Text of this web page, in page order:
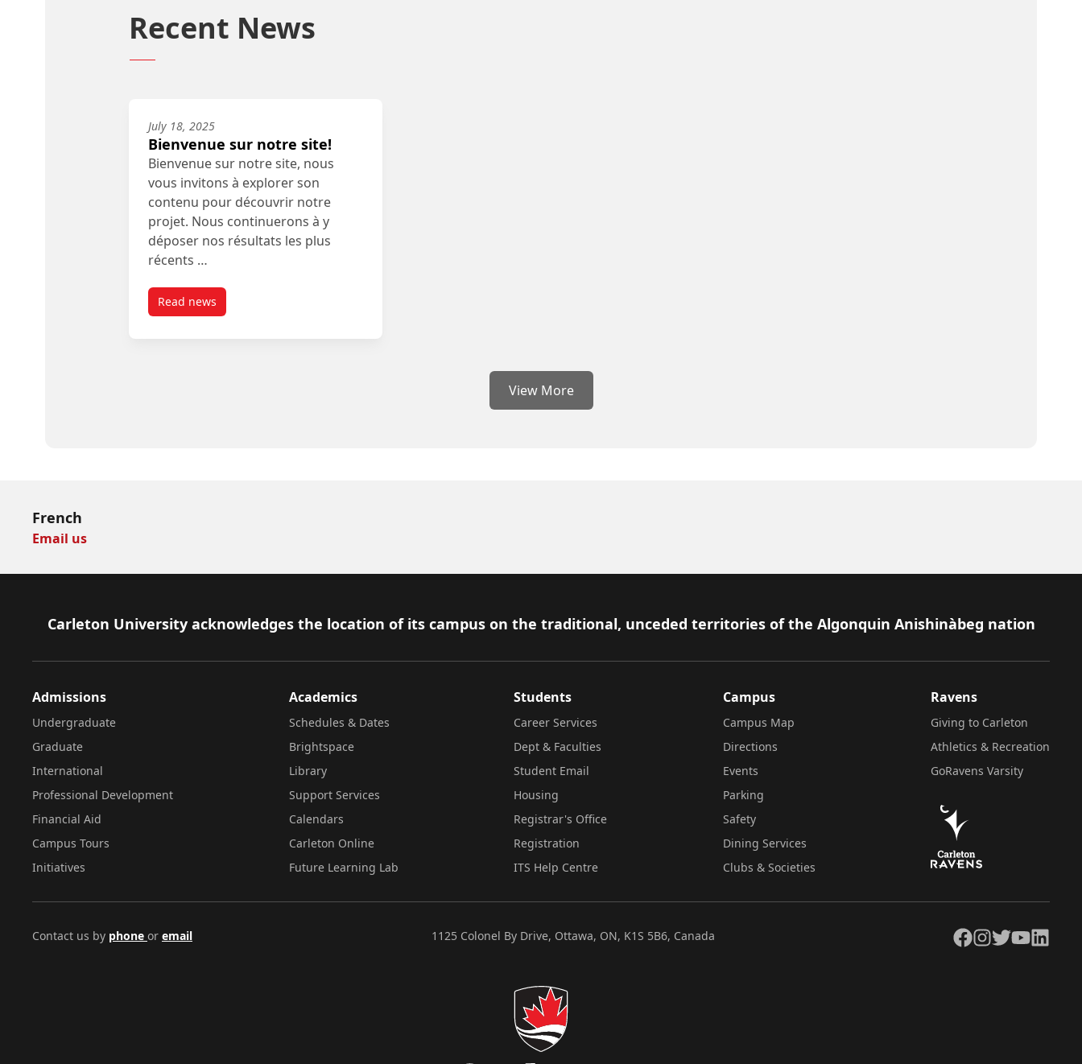
Recent News
July 18, 2025
Bienvenue sur notre site!
Bienvenue sur notre site, nous
vous invitons à explorer son
contenu pour découvrir notre
projet. Nous continuerons à y
déposer nos résultats les plus
récents …
Read newspost Bienvenue sur notre site!
View More
French
Email us
Footer
Carleton University acknowledges the location of its campus on the traditional, unceded territories of the Algonquin Anishinàbeg nation
Admissions
Undergraduate
Graduate
International
Professional Development
Financial Aid
Campus Tours
Initiatives
Academics
Schedules & Dates
Brightspace
Library
Support Services
Calendars
Carleton Online
Future Learning Lab
Students
Career Services
Dept & Faculties
Student Email
Housing
Registrar's Office
Registration
ITS Help Centre
Campus
Campus Map
Directions
Events
Parking
Safety
Dining Services
Clubs & Societies
Ravens
Giving to Carleton
Athletics & Recreation
GoRavens Varsity
Contact us by phone or email 1125 Colonel By Drive, Ottawa, ON, K1S 5B6, Canada Facebook
Instagram
TwitterYouTubeLinkedIn